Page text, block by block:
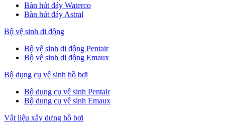
Bàn hút đáy Waterco
Bàn hút đáy Astral
Bộ vệ sinh di động
Bộ vệ sinh di động Pentair
Bộ vệ sinh di động Emaux
Bộ dụng cụ vệ sinh hồ bơi
Bộ dụng cụ vệ sinh Pentair
Bộ dụng cụ vệ sinh Emaux
Vật liệu xây dựng hồ bơi